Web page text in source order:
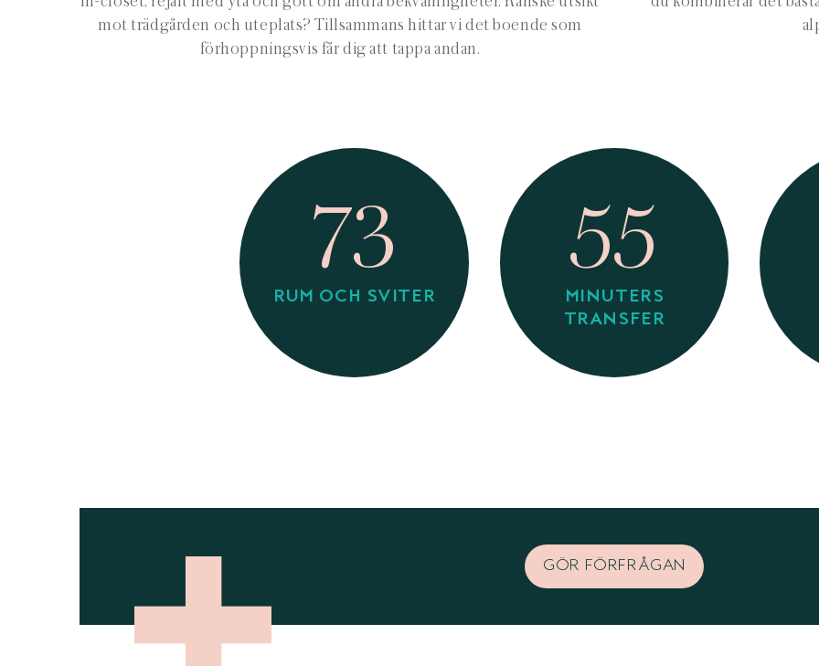
mot trädgården och uteplats? Tillsammans hittar vi det boende som
förhoppningsvis får dig att tappa andan.
73
RUM OCH SVITER
55
MINUTERS
TRANSFER
GÖR FÖRFRÅGAN